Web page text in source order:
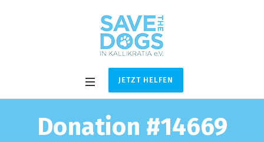
JETZT HELFEN
Donation #14669